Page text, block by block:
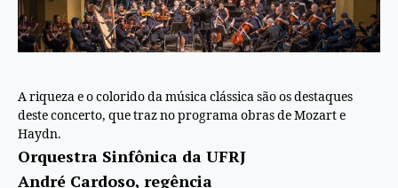
A riqueza e o colorido da música clássica são os destaques
deste concerto, que traz no programa obras de Mozart e
Haydn.
Orquestra Sinfônica da UFRJ
André Cardoso, regência